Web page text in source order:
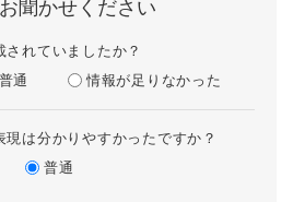
聞かせください
れていましたか？
普通 情報が足りなかった
は分かりやすかったですか？
普通